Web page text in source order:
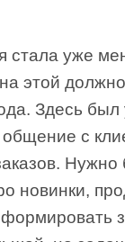
стала уже
этой
Здесь
с
Нужно
новинки,
формировать